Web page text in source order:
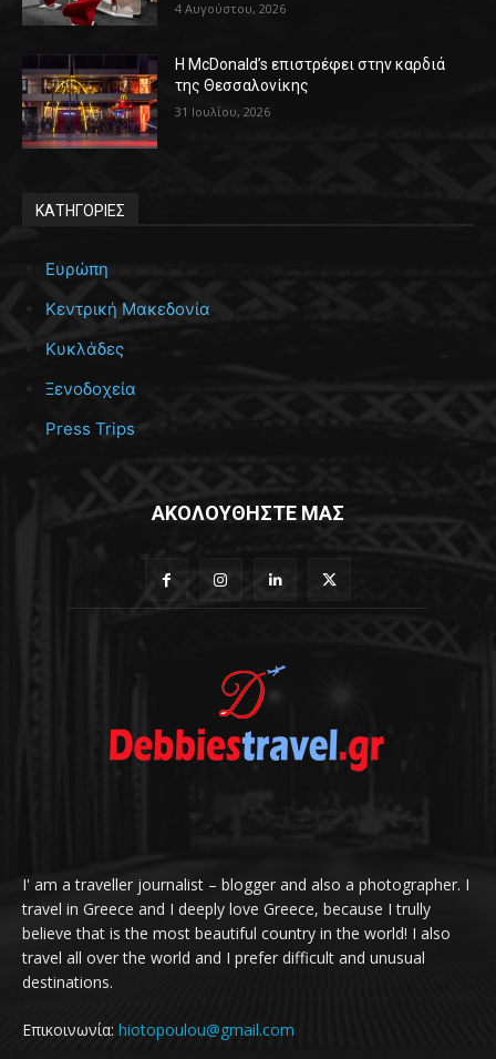
4 Αυγούστου, 2026
Η McDonald’s επιστρέφει στην καρδιά
της Θεσσαλονίκης
31 Ιουλίου, 2026
ΚΑΤΗΓΟΡΙΕΣ
Ευρώπη
Κεντρική Μακεδονία
Κυκλάδες
Ξενοδοχεία
Press Trips
ΑΚΟΛΟΥΘΗΣΤΕ ΜΑΣ
I' am a traveller journalist – blogger and also a photographer. I
travel in Greece and I deeply love Greece, because I trully
believe that is the most beautiful country in the world! I also
travel all over the world and I prefer difficult and unusual
destinations.
Επικοινωνία: hiotopoulou@gmail.com